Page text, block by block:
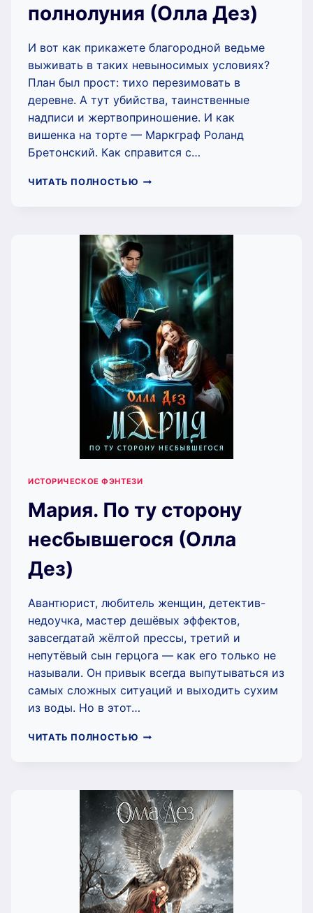
полнолуния (Олла Дез)
И вот как прикажете благородной ведьме
выживать в таких невыносимых условиях?
План был прост: тихо перезимовать в
деревне. А тут убийства, таинственные
надписи и жертвоприношение. И как
вишенка на торте — Маркграф Роланд
Бретонский. Как справится с…
ЧИТАТЬ ПОЛНОСТЬЮ ТЕНЬ
ДЕЗ)
ИСТОРИЧЕСКОЕ ФЭНТЕЗИ
Мария. По ту сторону
несбывшегося (Олла
Дез)
Авантюрист, любитель женщин, детектив-
недоучка, мастер дешёвых эффектов,
завсегдатай жёлтой прессы, третий и
непутёвый сын герцога — как его только не
называли. Он привык всегда выпутываться из
самых сложных ситуаций и выходить сухим
из воды. Но в этот…
ЧИТАТЬ ПОЛНОСТЬЮ МАРИЯ.
НЕСБЫВШЕГОСЯ
(ОЛЛА
ДЕЗ)